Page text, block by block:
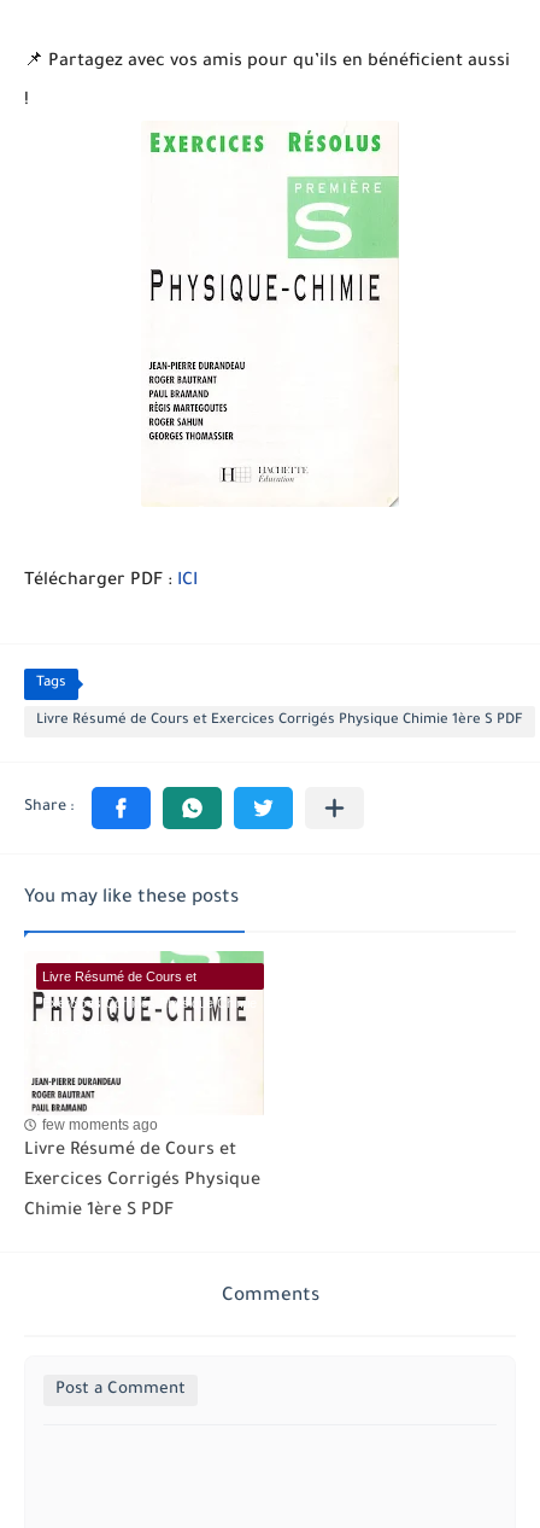
📌 Partagez avec vos amis pour qu’ils en bénéficient aussi
!
Télécharger PDF : ICI
Tags
Livre Résumé de Cours et Exercices Corrigés Physique Chimie 1ère S PDF
You may like these posts
Livre Résumé de Cours et
Exercices Corrigés Physique Chimie
few moments ago
Livre Résumé de Cours et
Exercices Corrigés Physique
Chimie 1ère S PDF
Comments
Post a Comment